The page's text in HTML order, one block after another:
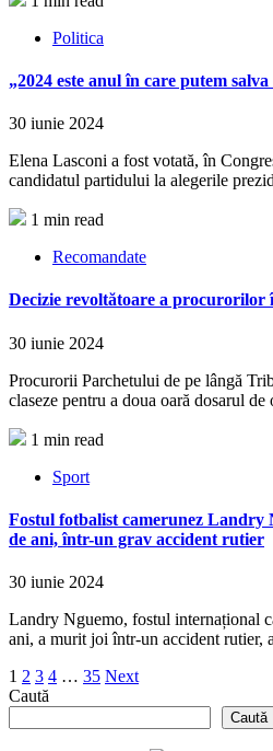
Politica
„2024 este anul în care putem
30 iunie 2024
Elena Lasconi a fost votată, în
candidatul partidului la alegerile
1 min read
Recomandate
Decizie revoltătoare a procurorilor
30 iunie 2024
Procurorii Parchetului de pe lângă
claseze pentru a doua oară dosarul de
1 min read
Sport
Fostul fotbalist camerunez Landry
de ani, într-un grav accident rutier
30 iunie 2024
Landry Nguemo, fostul internațional
ani, a murit joi într-un accident rutier,
Paginație
articole
1 2 3 4 … 35 Next
Caută
Caută